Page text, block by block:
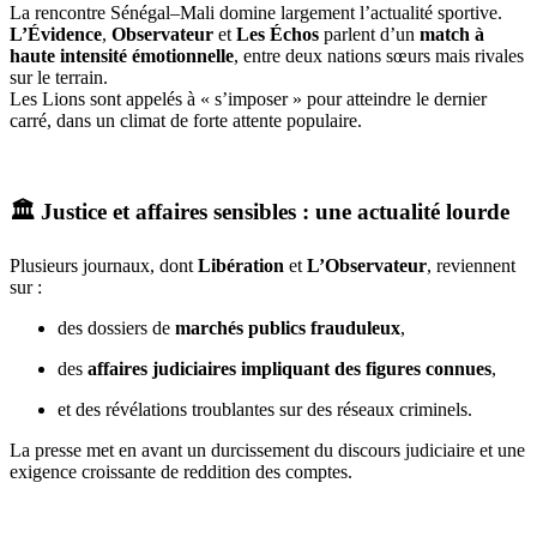
La rencontre Sénégal–Mali domine largement l’actualité sportive.
L’Évidence, Observateur et Les Échos parlent d’un match à
haute intensité émotionnelle, entre deux nations sœurs mais rivales
sur le terrain.
Les Lions sont appelés à « s’imposer » pour atteindre le dernier
carré, dans un climat de forte attente populaire.
🏛️ Justice et affaires sensibles : une actualité lourde
Plusieurs journaux, dontLibération etL’Observateur, reviennent
sur :
des dossiers de marchés publics frauduleux,
des affaires judiciaires impliquant des figures connues,
et des révélations troublantes sur des réseaux criminels.
La presse met en avant un durcissement du discours judiciaire et une
exigence croissante de reddition des comptes.